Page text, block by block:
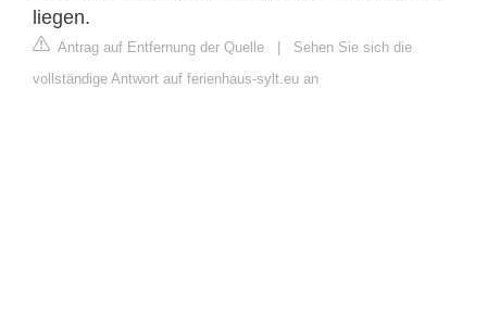
liegen.
Antrag auf Entfernung der Quelle | Sehen Sie sich die
vollständige Antwort auf ferienhaus-sylt.eu an